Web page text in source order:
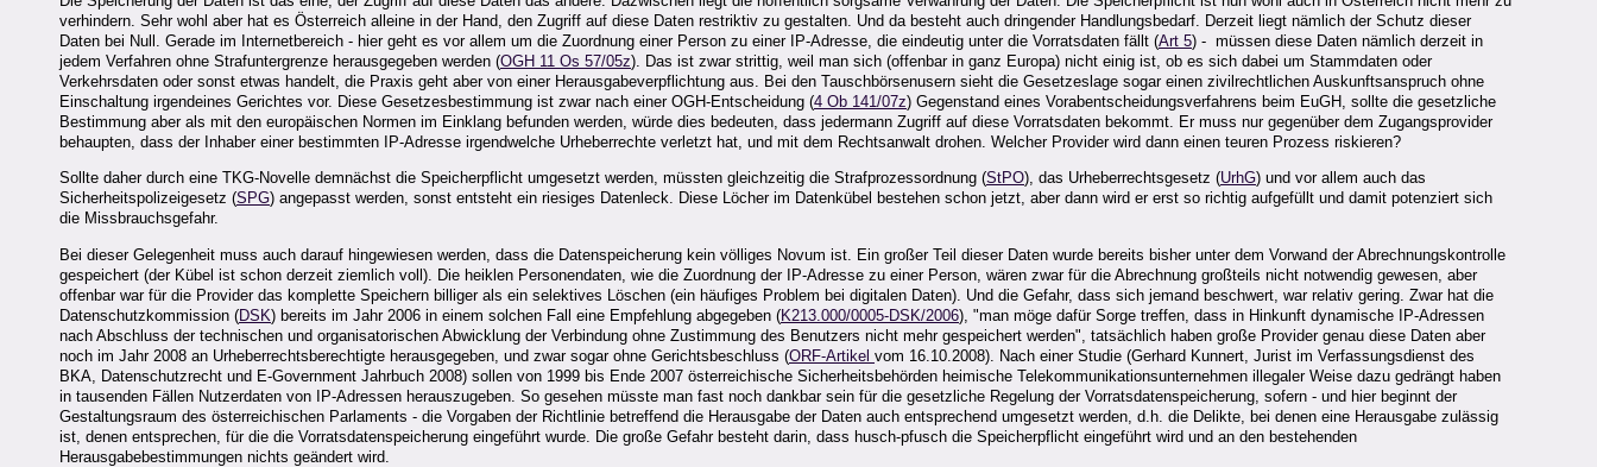
verhindern. Sehr wohl aber hat es Österreich alleine in der Hand, den Zugriff auf diese Daten restriktiv zu gestalten. Und da besteht auch dringender Handlungsbedarf. Derzeit liegt nämlich der Schutz dieser
Daten bei Null. Gerade im Internetbereich - hier geht es vor allem um die Zuordnung einer Person zu einer IP-Adresse, die eindeutig unter die Vorratsdaten fällt (Art 5) - müssen diese Daten nämlich derzeit in
jedem Verfahren ohne Strafuntergrenze herausgegeben werden (OGH 11 Os 57/05z). Das ist zwar strittig, weil man sich (offenbar in ganz Europa) nicht einig ist, ob es sich dabei um Stammdaten oder
Verkehrsdaten oder sonst etwas handelt, die Praxis geht aber von einer Herausgabeverpflichtung aus. Bei den Tauschbörsenusern sieht die Gesetzeslage sogar einen zivilrechtlichen Auskunftsanspruch ohne
Einschaltung irgendeines Gerichtes vor. Diese Gesetzesbestimmung ist zwar nach einer OGH-Entscheidung (4 Ob 141/07z) Gegenstand eines Vorabentscheidungsverfahrens beim EuGH, sollte die gesetzliche
Bestimmung aber als mit den europäischen Normen im Einklang befunden werden, würde dies bedeuten, dass jedermann Zugriff auf diese Vorratsdaten bekommt. Er muss nur gegenüber dem Zugangsprovider
behaupten, dass der Inhaber einer bestimmten IP-Adresse irgendwelche Urheberrechte verletzt hat, und mit dem Rechtsanwalt drohen. Welcher Provider wird dann einen teuren Prozess riskieren?
Sollte daher durch eine TKG-Novelle demnächst die Speicherpflicht umgesetzt werden, müssten gleichzeitig die Strafprozessordnung (StPO), das Urheberrechtsgesetz (UrhG) und vor allem auch das
Sicherheitspolizeigesetz (SPG) angepasst werden, sonst entsteht ein riesiges Datenleck. Diese Löcher im Datenkübel bestehen schon jetzt, aber dann wird er erst so richtig aufgefüllt und damit potenziert sich
die Missbrauchsgefahr.
Bei dieser Gelegenheit muss auch darauf hingewiesen werden, dass die Datenspeicherung kein völliges Novum ist. Ein großer Teil dieser Daten wurde bereits bisher unter dem Vorwand der Abrechnungskontrolle
gespeichert (der Kübel ist schon derzeit ziemlich voll). Die heiklen Personendaten, wie die Zuordnung der IP-Adresse zu einer Person, wären zwar für die Abrechnung großteils nicht notwendig gewesen, aber
offenbar war für die Provider das komplette Speichern billiger als ein selektives Löschen (ein häufiges Problem bei digitalen Daten). Und die Gefahr, dass sich jemand beschwert, war relativ gering. Zwar hat die
Datenschutzkommission (DSK) bereits im Jahr 2006 in einem solchen Fall eine Empfehlung abgegeben (K213.000/0005-DSK/2006), "man möge dafür Sorge treffen, dass in Hinkunft dynamische IP-Adressen
nach Abschluss der technischen und organisatorischen Abwicklung der Verbindung ohne Zustimmung des Benutzers nicht mehr gespeichert werden", tatsächlich haben große Provider genau diese Daten aber
noch im Jahr 2008 an Urheberrechtsberechtigte herausgegeben, und zwar sogar ohne Gerichtsbeschluss (ORF-Artikel vom 16.10.2008). Nach einer Studie (Gerhard Kunnert, Jurist im Verfassungsdienst des
BKA, Datenschutzrecht und E-Government Jahrbuch 2008) sollen von 1999 bis Ende 2007 österreichische Sicherheitsbehörden heimische Telekommunikationsunternehmen illegaler Weise dazu gedrängt haben
in tausenden Fällen Nutzerdaten von IP-Adressen herauszugeben. So gesehen müsste man fast noch dankbar sein für die gesetzliche Regelung der Vorratsdatenspeicherung, sofern - und hier beginnt der
Gestaltungsraum des österreichischen Parlaments - die Vorgaben der Richtlinie betreffend die Herausgabe der Daten auch entsprechend umgesetzt werden, d.h. die Delikte, bei denen eine Herausgabe zulässig
ist, denen entsprechen, für die die Vorratsdatenspeicherung eingeführt wurde. Die große Gefahr besteht darin, dass husch-pfusch die Speicherpflicht eingeführt wird und an den bestehenden
Herausgabebestimmungen nichts geändert wird.